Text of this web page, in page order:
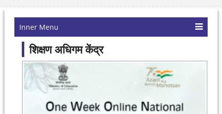
Inner Menu
शिक्षण अधिगम केंद्र
Pages